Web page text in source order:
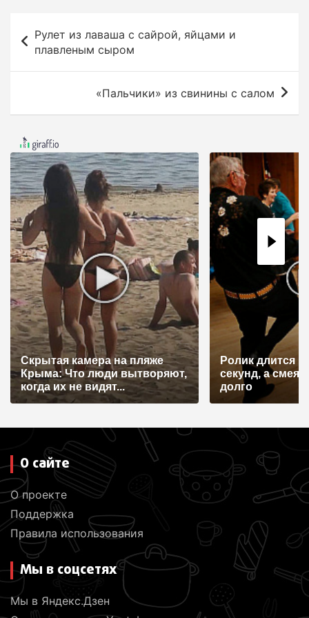
в
г
ц
и
я
п
о
з
а
п
и
с
я
м
Рулет из лаваша с сайрой, яйцами и
плавленым сыром
«Пальчики» из свинины с салом
Скрытая камера на пляже
Крыма: Что люди вытворяют,
когда их не видят...
Ролик длится
секунд, а
долго
О сайте
О проекте
Поддержка
Правила использования
Мы в соцсетях
Мы в Яндекс.Дзен